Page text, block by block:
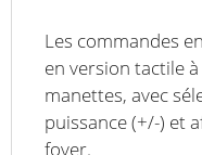
Les commandes
en version tactile
manettes, avec
puissance (+/-) et
foyer.